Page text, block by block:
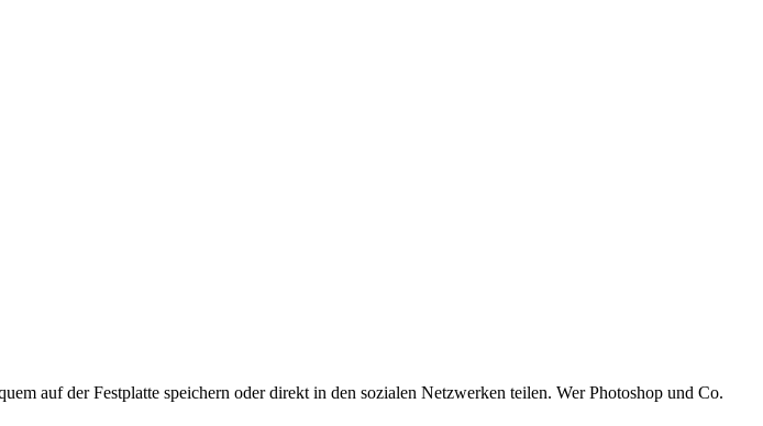
auf der Festplatte speichern oder direkt in den sozialen Netzwerken teilen. Wer Photoshop und Co.